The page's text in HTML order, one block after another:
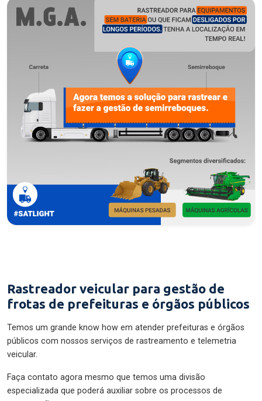
Rastreador veicular para gestão de
frotas de prefeituras e órgãos públicos
Temos um grande know how em atender prefeituras e órgãos
públicos com nossos serviços de rastreamento e telemetria
veicular.
Faça contato agora mesmo que temos uma divisão
especializada que poderá auxiliar sobre os processos de